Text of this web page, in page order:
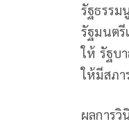
รัฐธรร
รัฐมนต
ให้ รัฐบ
ให้มีสภา
ผลการวิ